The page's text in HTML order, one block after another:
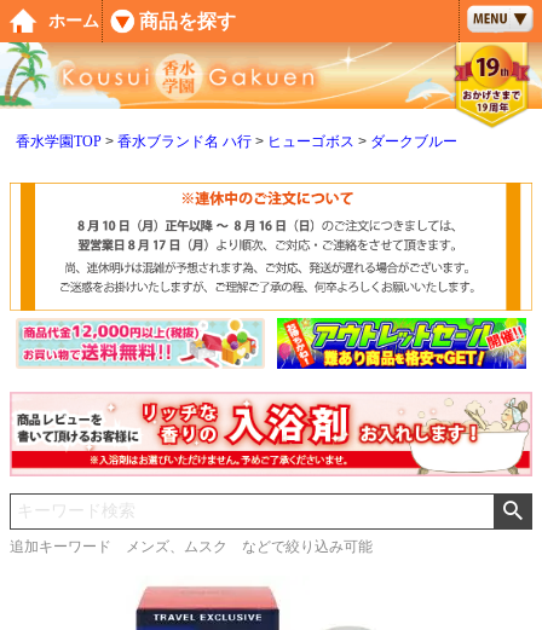
香水学園TOP 香水ブランド名 ハ行 ヒューゴボス ダークブルー
追加キーワード メンズ、ムスク などで絞り込み可能
ペー
ジト
ップ
へ
ホーム 商品を探す